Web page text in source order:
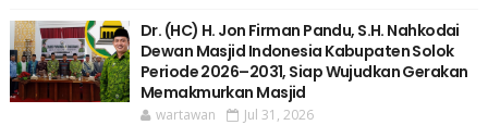
Dr. (HC) H. Jon Firman Pandu, S.H. Nahkodai
Dewan Masjid Indonesia Kabupaten Solok
Periode 2026–2031, Siap Wujudkan Gerakan
Memakmurkan Masjid
wartawan Jul 31, 2026